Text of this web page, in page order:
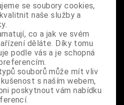
se soubory cookies,
naše služby a
co a jak ve svém
děláte. Díky tomu
podle vás a je schopná
souborů může mít vliv
s naším webem,
poskytnout vám nabídku